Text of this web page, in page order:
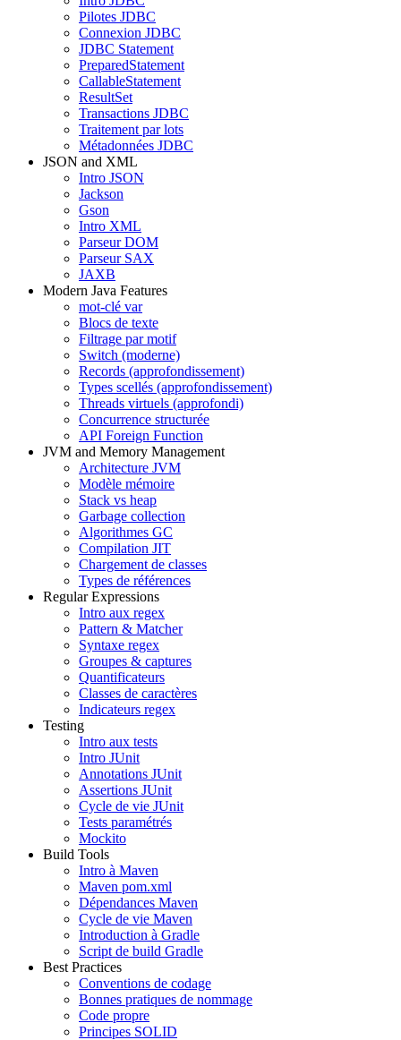
Pilotes JDBC
Connexion JDBC
JDBC Statement
PreparedStatement
CallableStatement
ResultSet
Transactions JDBC
Traitement par lots
Métadonnées JDBC
JSON and XML
Intro JSON
Jackson
Gson
Intro XML
Parseur DOM
Parseur SAX
JAXB
Modern Java Features
mot-clé var
Blocs de texte
Filtrage par motif
Switch (moderne)
Records (approfondissement)
Types scellés (approfondissement)
Threads virtuels (approfondi)
Concurrence structurée
API Foreign Function
JVM and Memory Management
Architecture JVM
Modèle mémoire
Stack vs heap
Garbage collection
Algorithmes GC
Compilation JIT
Chargement de classes
Types de références
Regular Expressions
Intro aux regex
Pattern & Matcher
Syntaxe regex
Groupes & captures
Quantificateurs
Classes de caractères
Indicateurs regex
Testing
Intro aux tests
Intro JUnit
Annotations JUnit
Assertions JUnit
Cycle de vie JUnit
Tests paramétrés
Mockito
Build Tools
Intro à Maven
Maven pom.xml
Dépendances Maven
Cycle de vie Maven
Introduction à Gradle
Script de build Gradle
Best Practices
Conventions de codage
Bonnes pratiques de nommage
Code propre
Principes SOLID